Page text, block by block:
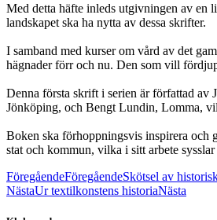
Med detta häfte inleds utgivningen av en
landskapet ska ha nytta av dessa skrifter.
I samband med kurser om vård av det
hägnader förr och nu. Den som vill
Denna första skrift i serien är författad av
Jönköping, och Bengt Lundin, Lomma,
Boken ska förhoppningsvis inspirera och
stat och kommun, vilka i sitt arbete
FöregåendeFöregåendeSkötsel av
NästaUr textilkonstens historiaNästa